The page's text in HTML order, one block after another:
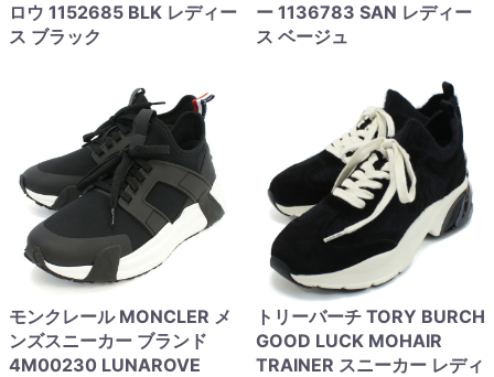
ロウ 1152685 BLK レディー
ス ブラック
ー 1136783 SAN レディー
ス ベージュ
モンクレール MONCLER メ
ンズスニーカー ブランド
4M00230 LUNAROVE
トリーバーチ TORY BURCH
GOOD LUCK MOHAIR
TRAINER スニーカー レディ